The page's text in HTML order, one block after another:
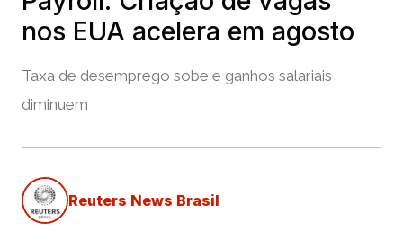
nos EUA acelera em agosto
Taxa de desemprego sobe e ganhos salariais
diminuem
Reuters News Brasil